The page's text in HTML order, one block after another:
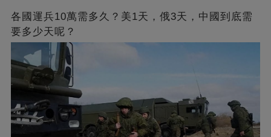
各國運兵10萬需多久？美1天，俄3天，中國到底需
要多少天呢？